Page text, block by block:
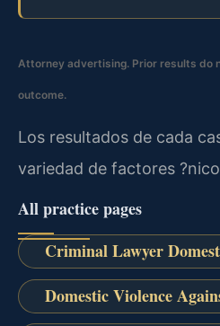
Attorney advertising. Prior results do
outcome.
Los resultados de cada
variedad de factores
All practice pages
Criminal Lawyer
Domestic Violence